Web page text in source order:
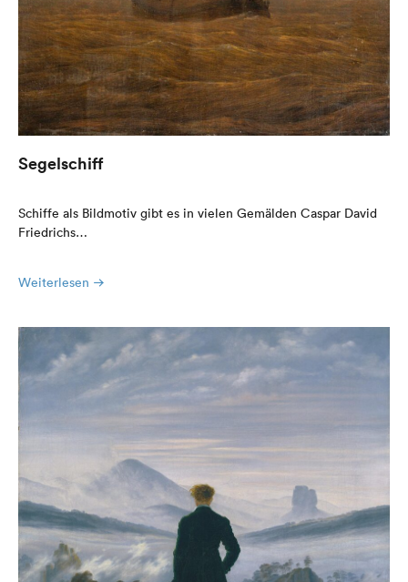
Segelschiff
Schiffe als Bildmotiv gibt es in vielen Gemälden Caspar David
Friedrichs…
Weiterlesen